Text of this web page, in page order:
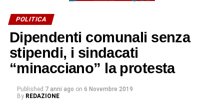
POLITICA
Dipendenti comunali senza
stipendi, i sindacati
“minacciano” la protesta
Published 7 anni ago on 6 Novembre 2019
By REDAZIONE